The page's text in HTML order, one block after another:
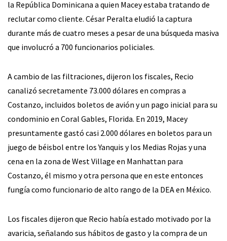
la República Dominicana a quien Macey estaba tratando de
reclutar como cliente. César Peralta eludió la captura
durante más de cuatro meses a pesar de una búsqueda masiva
que involucró a 700 funcionarios policiales.
A cambio de las filtraciones, dijeron los fiscales, Recio
canalizó secretamente 73.000 dólares en compras a
Costanzo, incluidos boletos de avión y un pago inicial para su
condominio en Coral Gables, Florida. En 2019, Macey
presuntamente gastó casi 2.000 dólares en boletos para un
juego de béisbol entre los Yanquis y los Medias Rojas y una
cena en la zona de West Village en Manhattan para
Costanzo, él mismo y otra persona que en este entonces
fungía como funcionario de alto rango de la DEA en México.
Los fiscales dijeron que Recio había estado motivado por la
avaricia, señalando sus hábitos de gasto y la compra de un